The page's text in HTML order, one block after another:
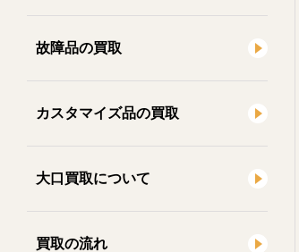
故障品の買取
カスタマイズ品の買取
大口買取について
買取の流れ